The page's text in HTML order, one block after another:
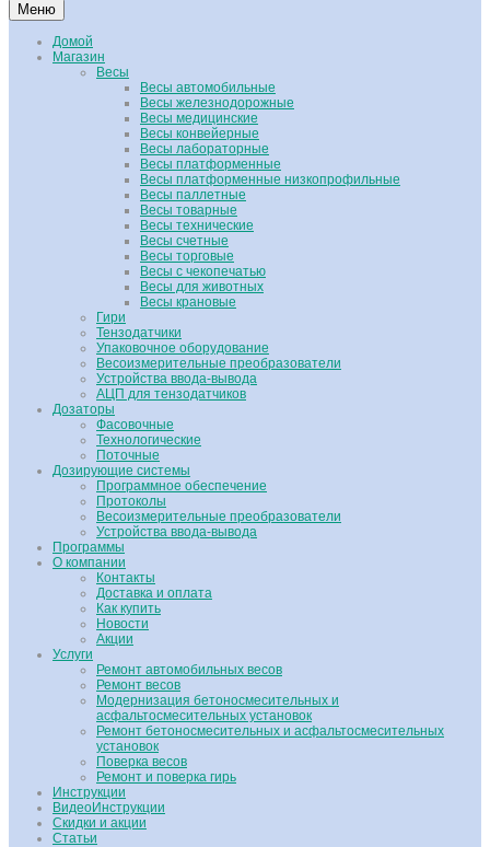
Меню
Домой
Магазин
Весы
Весы автомобильные
Весы железнодорожные
Весы медицинские
Весы конвейерные
Весы лабораторные
Весы платформенные
Весы платформенные низкопрофильные
Весы паллетные
Весы товарные
Весы технические
Весы счетные
Весы торговые
Весы с чекопечатью
Весы для животных
Весы крановые
Гири
Тензодатчики
Упаковочное оборудование
Весоизмерительные преобразователи
Устройства ввода-вывода
АЦП для тензодатчиков
Дозаторы
Фасовочные
Технологические
Поточные
Дозирующие системы
Программное обеспечение
Протоколы
Весоизмерительные преобразователи
Устройства ввода-вывода
Программы
О компании
Контакты
Доставка и оплата
Как купить
Новости
Акции
Услуги
Ремонт автомобильных весов
Ремонт весов
Модернизация бетоносмесительных и
асфальтосмесительных установок
Ремонт бетоносмесительных и асфальтосмесительных
установок
Поверка весов
Ремонт и поверка гирь
Инструкции
ВидеоИнструкции
Скидки и акции
Статьи